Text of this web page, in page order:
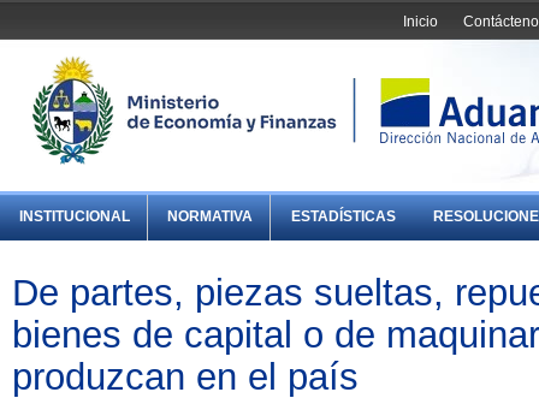
Inicio
INSTITUCIONAL NORMATIVA ESTADÍSTICAS
De partes, piezas sueltas,
bienes de capital o de
produzcan en el país